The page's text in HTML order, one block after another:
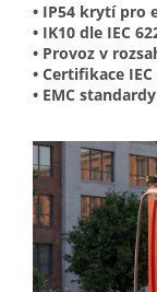
• IP54 krytí pro
• IK10 dle IEC
• Provoz v
• Certifikace IEC
• EMC